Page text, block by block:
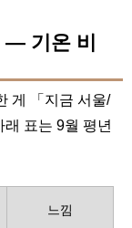
— 기온 비
게 「지금 서울/
표는 9월 평년
느낌